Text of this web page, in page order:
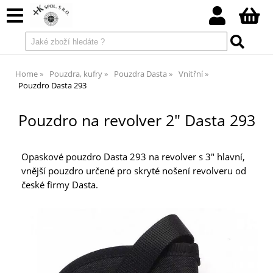
Home Pouzdra, kufry Pouzdra Dasta
Vnitřní
Pouzdro Dasta 293
Pouzdro na revolver 2" Dasta 293
Opaskové pouzdro Dasta 293 na revolver s 3" hlavní,
vnější pouzdro určené pro skryté nošení revolveru od
české firmy Dasta.